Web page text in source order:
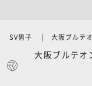
大阪ブルテオ
SV男子 | 大阪ブルテオ